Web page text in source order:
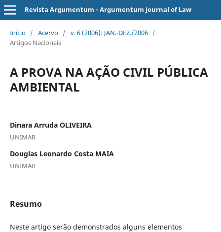
Revista Argumentum - Argumentum Journal of Law
Início / Acervo / v. 6 (2006): JAN.-DEZ./2006 /
Artigos Nacionais
A PROVA NA AÇÃO CIVIL PÚBLICA
AMBIENTAL
Dinara Arruda OLIVEIRA
UNIMAR
Douglas Leonardo Costa MAIA
UNIMAR
Resumo
Neste artigo serão demonstrados alguns elementos